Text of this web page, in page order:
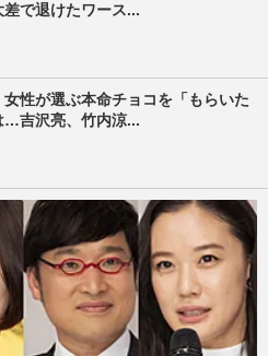
で退けたワース...
女性が選ぶ本命チョコを「もらいた
…吉沢亮、竹内涼...